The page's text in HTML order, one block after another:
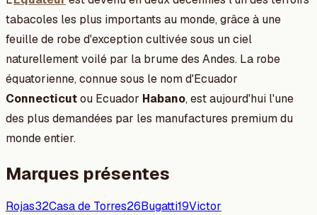
tabacoles les plus importants au monde, grâce à une
feuille de robe d'exception cultivée sous un ciel
naturellement voilé par la brume des Andes. La robe
équatorienne, connue sous le nom d'Ecuador
Connecticutou Ecuador Habano, est aujourd'hui l'une
des plus demandées par les manufactures premium du
monde entier.
Marques présentes
Rojas32Casa de Torres26Bugatti19Victor